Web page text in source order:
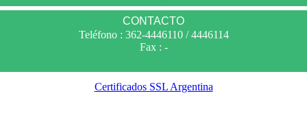
CONTACTO
Teléfono : 362-4446110 / 4446114
Fax : -
Certificados SSL Argentina